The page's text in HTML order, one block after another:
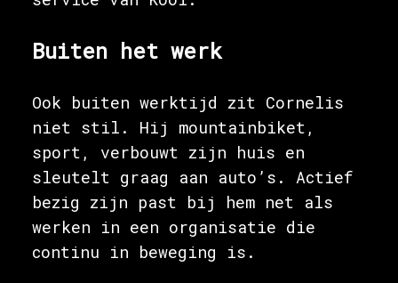
Buiten het werk
Ook buiten werktijd zit Cornelis
niet stil. Hij mountainbiket,
sport, verbouwt zijn huis en
sleutelt graag aan auto’s. Actief
bezig zijn past bij hem net als
werken in een organisatie die
continu in beweging is.